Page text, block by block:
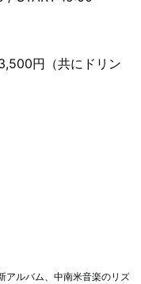
円（共にドリン
ルバム、中南米音楽のリズ